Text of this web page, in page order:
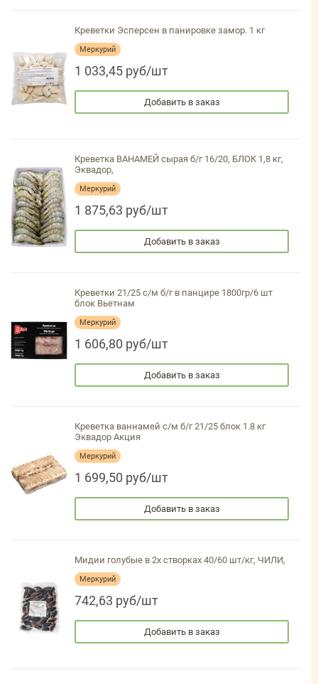
Креветки Эсперсен в панировке замор. 1 кг
Меркурий
1 033,45 руб/шт
Добавить в заказ
Креветка ВАНАМЕЙ сырая б/г 16/20, БЛОК 1,8 кг,
Эквадор,
Меркурий
1 875,63 руб/шт
Добавить в заказ
Креветки 21/25 с/м б/г в панцире 1800гр/6 шт
блок Вьетнам
Меркурий
1 606,80 руб/шт
Добавить в заказ
Креветка ваннамей с/м б/г 21/25 блок 1.8 кг
Эквадор Акция
Меркурий
1 699,50 руб/шт
Добавить в заказ
Мидии голубые в 2х створках 40/60 шт/кг, ЧИЛИ,
Меркурий
742,63 руб/шт
Добавить в заказ